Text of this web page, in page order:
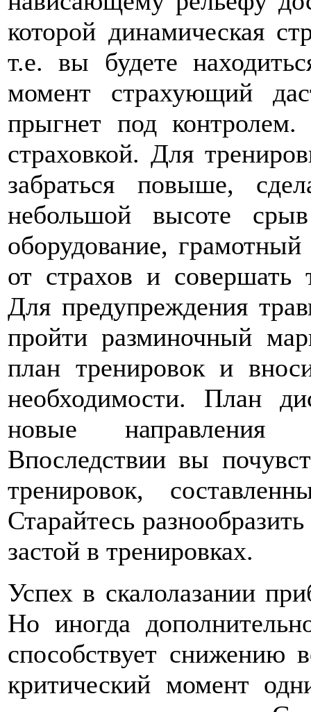
которой динамическая
т.е. вы будете
момент страхующий
прыгнет под
страховкой. Для
забраться повыше,
небольшой высоте
оборудование,
от страхов и совершать
Для предупреждения
пройти разминочный
план тренировок и
необходимости. План
новые направления
Впоследствии вы
тренировок,
Старайтесь
застой в тренировках.
Успех в скалолазании
Но иногда
способствует снижению
критический момент